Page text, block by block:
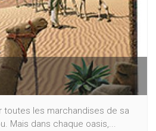
toutes les marchandises de sa
Mais dans chaque oasis,...